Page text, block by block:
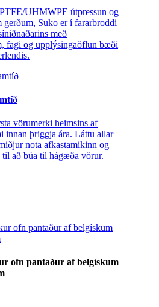
UHMWPE útpressun og
gerðum, Suko er í fararbroddi
með
fagi og upplýsingaöflun bæði
vörumerki heimsins af
innan þriggja ára. Láttu allar
nota afkastamikinn og
til að búa til hágæða vörur.
ofn pantaður af belgískum